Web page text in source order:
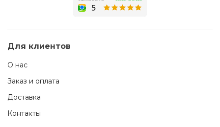
Для клиентов
О нас
Заказ и оплата
Доставка
Контакты